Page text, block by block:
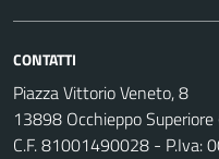
CONTATTI
Piazza Vittorio Veneto, 8
13898 Occhieppo Superiore
C.F. 81001490028 - P.Iva: